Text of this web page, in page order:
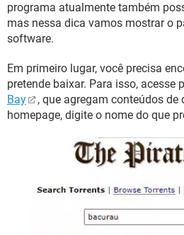
programa atualmente também
mas nessa dica vamos mostrar o
software.
Em primeiro lugar, você precisa
pretende baixar. Para isso, acesse
Bay
, que agregam conteúdos de
homepage, digite o nome do que